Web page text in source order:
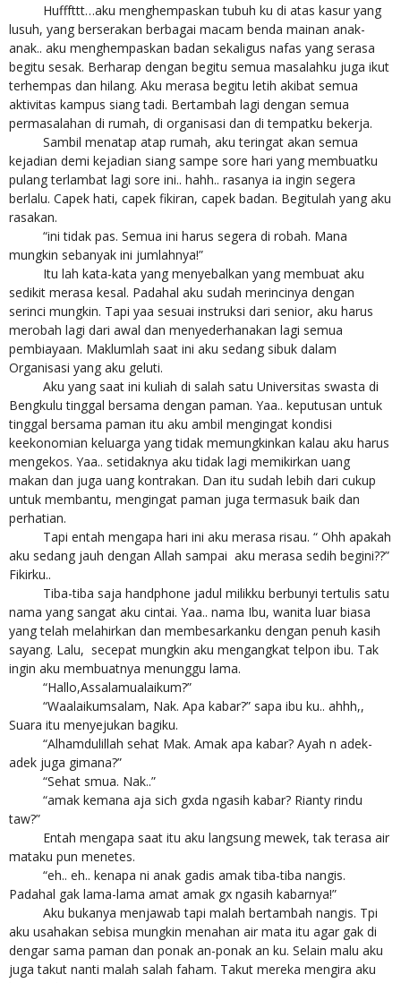
Hufffttt…aku menghempaskan tubuh ku di atas kasur yang
lusuh, yang berserakan berbagai macam benda mainan anak-
anak.. aku menghempaskan badan sekaligus nafas yang serasa
begitu sesak. Berharap dengan begitu semua masalahku juga ikut
terhempas dan hilang. Aku merasa begitu letih akibat semua
aktivitas kampus siang tadi. Bertambah lagi dengan semua
permasalahan di rumah, di organisasi dan di tempatku bekerja.
Sambil menatap atap rumah, aku teringat akan semua
kejadian demi kejadian siang sampe sore hari yang membuatku
pulang terlambat lagi sore ini.. hahh.. rasanya ia ingin segera
berlalu. Capek hati, capek fikiran, capek badan. Begitulah yang aku
rasakan.
“ini tidak pas. Semua ini harus segera di robah. Mana
mungkin sebanyak ini jumlahnya!”
Itu lah kata-kata yang menyebalkan yang membuat aku
sedikit merasa kesal. Padahal aku sudah merincinya dengan
serinci mungkin. Tapi yaa sesuai instruksi dari senior, aku harus
merobah lagi dari awal dan menyederhanakan lagi semua
pembiayaan. Maklumlah saat ini aku sedang sibuk dalam
Organisasi yang aku geluti.
Aku yang saat ini kuliah di salah satu Universitas swasta di
Bengkulu tinggal bersama dengan paman. Yaa.. keputusan untuk
tinggal bersama paman itu aku ambil mengingat kondisi
keekonomian keluarga yang tidak memungkinkan kalau aku harus
mengekos. Yaa.. setidaknya aku tidak lagi memikirkan uang
makan dan juga uang kontrakan. Dan itu sudah lebih dari cukup
untuk membantu, mengingat paman juga termasuk baik dan
perhatian.
Tapi entah mengapa hari ini aku merasa risau. “ Ohh apakah
aku sedang jauh dengan Allah sampai aku merasa sedih begini??”
Fikirku..
Tiba-tiba saja handphone jadul milikku berbunyi tertulis satu
nama yang sangat aku cintai. Yaa.. nama Ibu, wanita luar biasa
yang telah melahirkan dan membesarkanku dengan penuh kasih
sayang. Lalu, secepat mungkin aku mengangkat telpon ibu. Tak
ingin aku membuatnya menunggu lama.
“Hallo,Assalamualaikum?”
“Waalaikumsalam, Nak. Apa kabar?” sapa ibu ku.. ahhh,,
Suara itu menyejukan bagiku.
“Alhamdulillah sehat Mak. Amak apa kabar? Ayah n adek-
adek juga gimana?”
“Sehat smua. Nak..”
“amak kemana aja sich gxda ngasih kabar? Rianty rindu
taw?”
Entah mengapa saat itu aku langsung mewek, tak terasa air
mataku pun menetes.
“eh.. eh.. kenapa ni anak gadis amak tiba-tiba nangis.
Padahal gak lama-lama amat amak gx ngasih kabarnya!”
Aku bukanya menjawab tapi malah bertambah nangis. Tpi
aku usahakan sebisa mungkin menahan air mata itu agar gak di
dengar sama paman dan ponak an-ponak an ku. Selain malu aku
juga takut nanti malah salah faham. Takut mereka mengira aku